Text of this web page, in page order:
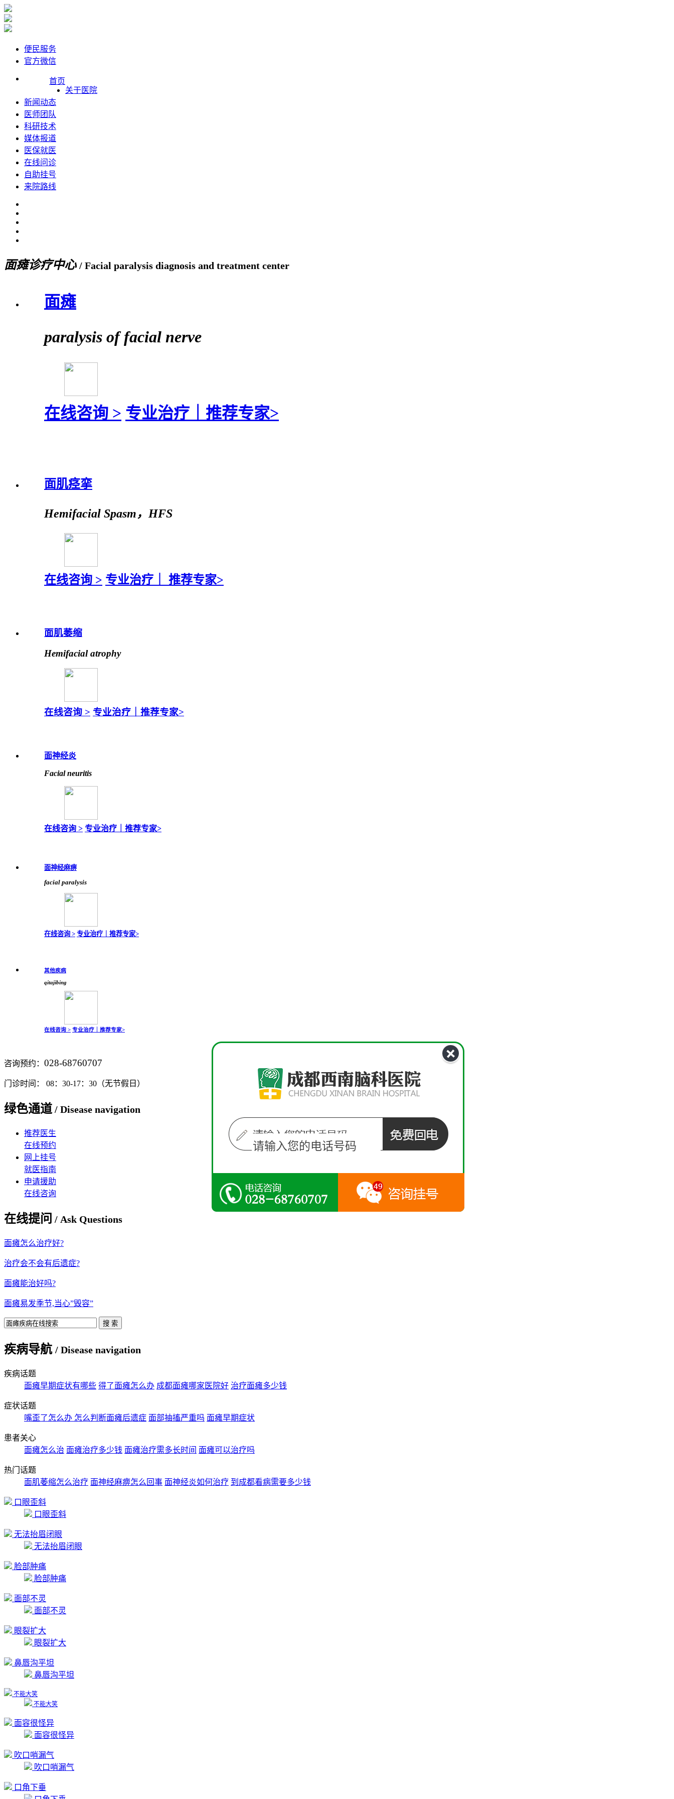
便民服务
官方微信
首页
关于医院
新闻动态
医师团队
科研技术
媒体报道
医保就医
在线问诊
自助挂号
来院路线
面瘫诊疗中心 / Facial paralysis diagnosis and treatment center
面瘫
paralysis of facial nerve
在线咨询 > 专业治疗｜ 推荐专家>
面肌痉挛
Hemifacial Spasm，HFS
在线咨询 > 专业治疗｜ 推荐专家>
面肌萎缩
Hemifacial atrophy
在线咨询 > 专业治疗｜ 推荐专家>
面神经炎
Facial neuritis
在线咨询 > 专业治疗｜ 推荐专家>
面神经麻痹
facial paralysis
在线咨询 > 专业治疗｜ 推荐专家>
其他疾病
qitajibing
在线咨询 > 专业治疗｜ 推荐专家>
咨询预约： 028-68760707
门诊时间： 08：30-17：30（无节假日）
绿色通道 / Disease navigation
推荐医生
在线预约
网上挂号
就医指南
申请援助
在线咨询
在线提问 / Ask Questions
面瘫怎么治疗好?
治疗会不会有后遗症?
面瘫能治好吗?
面瘫易发季节,当心”毁容”
疾病导航 / Disease navigation
疾病话题
面瘫早期症状有哪些 得了面瘫怎么办 成都面瘫哪家医院好 治疗面瘫多少钱
症状话题
嘴歪了怎么办 怎么判断面瘫后遗症 面部抽搐严重吗 面瘫早期症状
患者关心
面瘫怎么治 面瘫治疗多少钱 面瘫治疗需多长时间 面瘫可以治疗吗
热门话题
面肌萎缩怎么治疗 面神经麻痹怎么回事 面神经炎如何治疗 到成都看病需要多少钱
口眼歪斜
口眼歪斜
无法抬眉闭眼
无法抬眉闭眼
脸部肿痛
脸部肿痛
面部不灵
面部不灵
眼裂扩大
眼裂扩大
鼻唇沟平坦
鼻唇沟平坦
不能大笑
不能大笑
面容很怪异
面容很怪异
吹口哨漏气
吹口哨漏气
口角下垂